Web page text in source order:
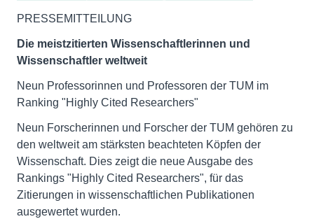
PRESSEMITTEILUNG
Die meistzitierten Wissenschaftlerinnen und
Wissenschaftler weltweit
Neun Professorinnen und Professoren der TUM im
Ranking "Highly Cited Researchers"
Neun Forscherinnen und Forscher der TUM gehören zu
den weltweit am stärksten beachteten Köpfen der
Wissenschaft. Dies zeigt die neue Ausgabe des
Rankings "Highly Cited Researchers", für das
Zitierungen in wissenschaftlichen Publikationen
ausgewertet wurden.